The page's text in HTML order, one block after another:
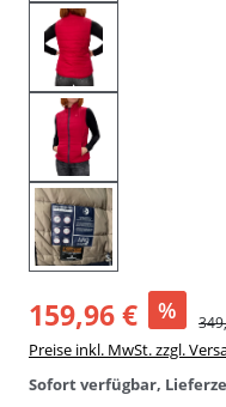
159,96 € %
Preise inkl. MwSt. zzgl.
Sofort verfügbar,